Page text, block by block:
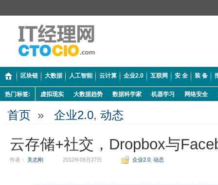
区块链 大数据 人工智能 云计算 企业2.0 互联网 安 全 装 备
热门标签: 虚拟现实 大数据趋势 数据科学家 机器学习 网络安全
首页 » 企业2.0, 动态
云存储+社交，Dropbox与
作者： 关志刚 2012年09月27日 企业2.0 动态